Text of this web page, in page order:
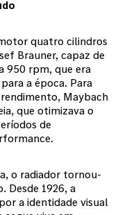
quatro cilindros
Brauner, capaz de
950 rpm, que era
a época. Para
Maybach
que otimizava o
de
o radiador tornou-
Desde 1926, a
a identidade visual